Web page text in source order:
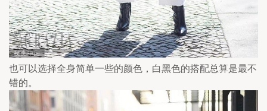
也可以选择全身简单一些的颜色，白黑色的搭配总算是最不
错的。